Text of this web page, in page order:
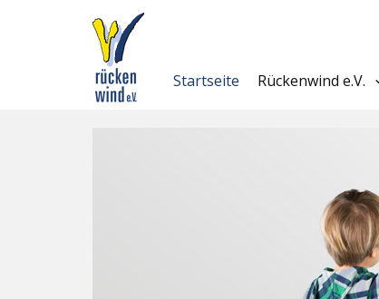
Startseite Rückenwind e.V.